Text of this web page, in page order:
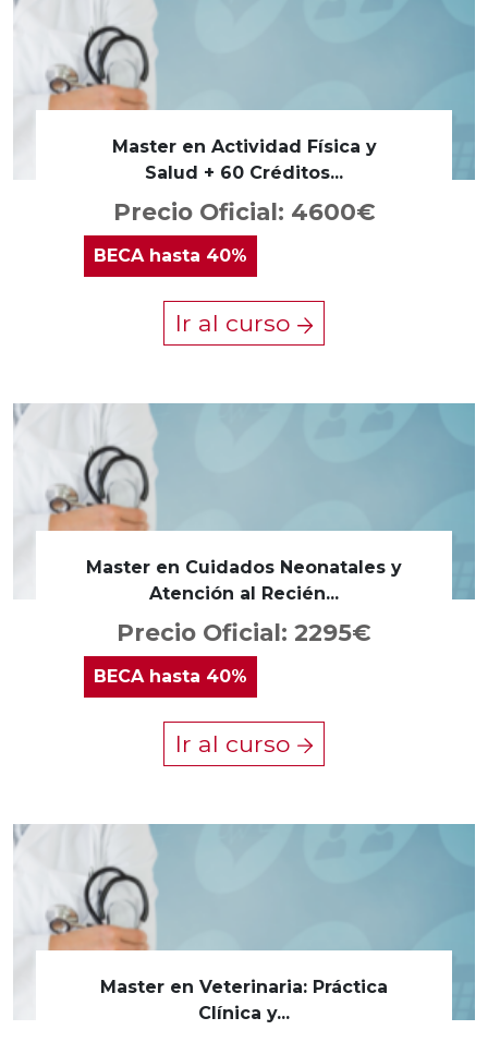
Master en Actividad Física y
Salud + 60 Créditos...
Precio Oficial: 4600€
BECAhasta 40%
Ir al curso
Master en Cuidados Neonatales y
Atención al Recién...
Precio Oficial: 2295€
BECA hasta 40%
Ir al curso
Master en Veterinaria: Práctica
Clínica y...